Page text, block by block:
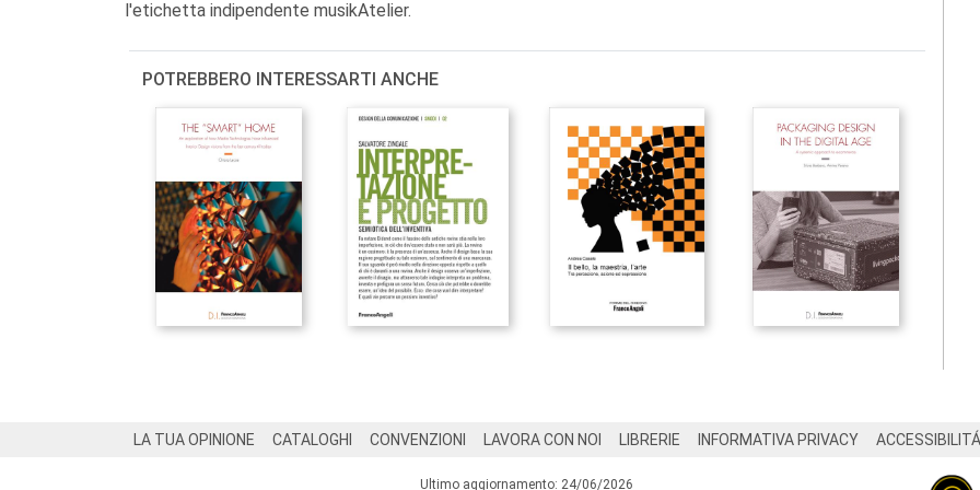
l'etichetta indipendente musikAtelier.
POTREBBERO INTERESSARTI ANCHE
LA TUA OPINIONE CATALOGHI CONVENZIONI LAVORA CON NOI LIBRERIE INFORMATIVA PRIVACY ACCESSIBILITÁ
Ultimo aggiornamento: 24/06/2026